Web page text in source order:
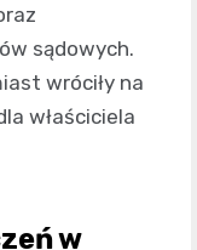
sądowych.
wróciły na
właściciela
w